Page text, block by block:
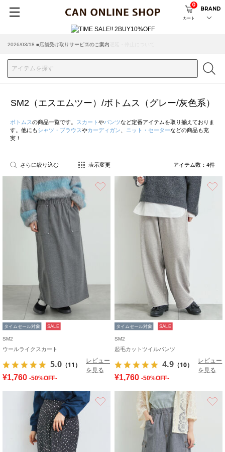
カート
0
BRAND
2026/03/18 ■店舗受け取りサービスのご案内
SM2（エスエムツー）/ボトムス（グレー/灰色系）
ボトムスの商品一覧です。 スカート やパンツなど定番アイテムを取り揃えておりま
す。他にもシャツ・ブラウスやカーディガン ニット・セーターなどの商品も充
実！
さらに絞り込む 表示変更 アイテム数： 4件
お気に入り
タイムセール対象 SALE
SM2
ウールライクスカート
5.0 （11）
レビュー
を見る
¥1,760 -50%OFF-
タイムセール対象 SALE
SM2
起毛カットツイルパンツ
4.9 （10）
レビュー
を見る
¥1,760 -50%OFF-